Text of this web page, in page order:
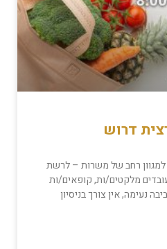
דרוש
רחב של משרות – לרשת
מלקטים/ות, קופאים/ות
נעימה, אין צורך בניסיון